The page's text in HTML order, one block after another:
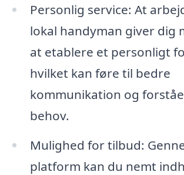
Personlig service: At
lokal handyman giver dig
at etablere et personligt
hvilket kan føre til bedre
kommunikation og
behov.
Mulighed for tilbud:
platform kan du nemt